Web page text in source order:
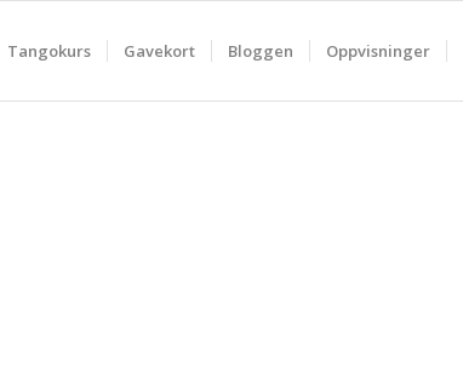
Tangokurs Gavekort Bloggen Oppvisninger